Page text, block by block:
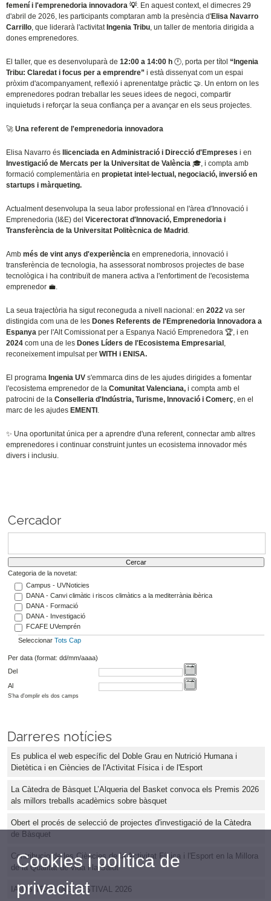
femení i l'emprenedoria innovadora💡. En aquest context, el dimecres 29
d'abril de 2026, les participants comptaran amb la presència d'Elisa Navarro
Carrillo, que liderarà l'activitat Ingenia Tribu, un taller de mentoria dirigida a
dones emprenedores.
El taller, que es desenvoluparà de12:00 a 14:00 h 🕛, porta per títol“Ingenia
Tribu: Claredat i focus per a emprendre”i està dissenyat com un espai
pròxim d'acompanyament, reflexió i aprenentatge pràctic🤝. Un entorn on les
emprenedores podran treballar les seues idees de negoci, compartir
inquietuds i reforçar la seua confiança per a avançar en els seus projectes.
🚀 Una referent de l'emprenedoria innovadora
Elisa Navarro és llicenciada en Administració i Direcció d'Empresesi en
Investigació de Mercats per la Universitat de València 🎓, i compta amb
formació complementària enpropietat intel·lectual, negociació, inversió en
startups i màrqueting.
Actualment desenvolupa la seua labor professional en l'àrea d'Innovació i
Emprenedoria (I&E) del Vicerectorat d'Innovació, Emprenedoria i
Transferència de la Universitat Politècnica de Madrid .
Ambmés de vint anys d'experiència en emprenedoria, innovació i
transferència de tecnologia, ha assessorat nombrosos projectes de base
tecnològica i ha contribuït de manera activa a l'enfortiment de l'ecosistema
emprenedor 💼.
La seua trajectòria ha sigut reconeguda a nivell nacional: en2022 va ser
distingida com una de les Dones Referents de l'Emprenedoria Innovadora a
Espanyaper l'Alt Comissionat per a Espanya Nació Emprenedora🏆, i en
2024 com una de les Dones Líders de l'Ecosistema Empresarial ,
reconeixement impulsat perWITH i ENISA.
El programaIngenia UV s'emmarca dins de les ajudes dirigides a fomentar
l'ecosistema emprenedor de laComunitat Valenciana,i compta amb el
patrocini de la Conselleria d'Indústria, Turisme, Innovació i Comerç, en el
marc de les ajudesEMENTI.
✨ Una oportunitat única per a aprendre d'una referent, connectar amb altres
emprenedores i continuar construint juntes un ecosistema innovador més
divers i inclusiu.
Cercador
Categoria de la novetat:
Campus - UVNoticies
DANA - Canvi climàtic i riscos climàtics a la mediterrània ibèrica
DANA - Formació
DANA - Investigació
FCAFE UVemprén
Seleccionar Tots Cap
Per data (format: dd/mm/aaaa)
Del
Al
S'ha d'omplir els dos camps
Darreres notícies
Es publica el web específic del Doble Grau en Nutrició Humana i
Dietètica i en Ciències de l'Activitat Física i de l'Esport
La Càtedra de Bàsquet L’Alqueria del Basket convoca els Premis 2026
als millors treballs acadèmics sobre bàsquet
Obert el procés de selecció de projectes d'investigació de la Càtedra
de Bàsquet
Contribucio de les Ciències de la Activitat Física i l'Esport en la Millora
de la Qualitat de vida i la Salut
IAIOS TRAINING FESTIVAL 2026
Cookies i política de
privacitat